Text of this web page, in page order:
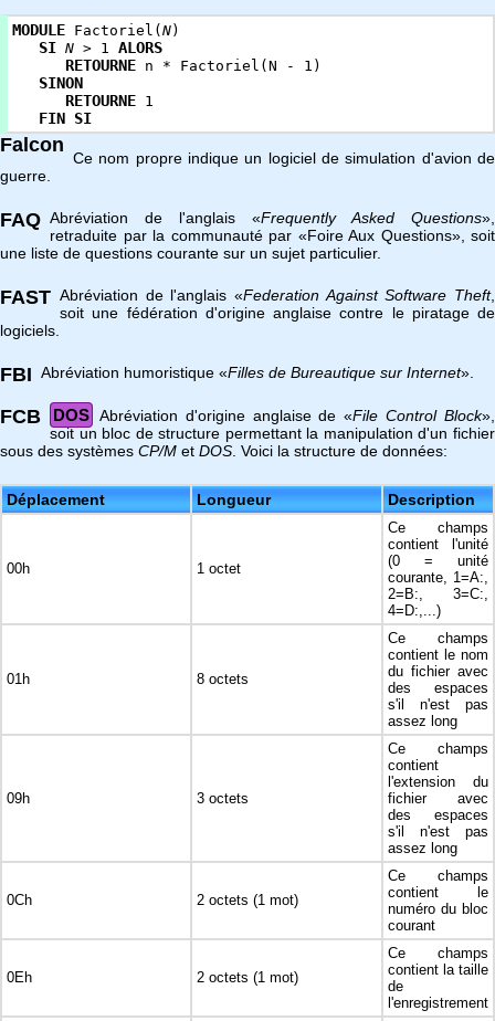
MODULE Factoriel( N)
SI N > 1 ALORS
RETOURNE n * Factoriel(N - 1)
SINON
RETOURNE 1
FIN SI
Falcon
Ce nom propre indique un logiciel de simulation d'avion de
guerre.
FAQ Abréviation de l'anglais «Frequently Asked Questions»,
retraduite par la communauté par «Foire Aux Questions», soit
une liste de questions courante sur un sujet particulier.
FAST Abréviation de l'anglais «Federation Against Software Theft,
soit une fédération d'origine anglaise contre le piratage de
logiciels.
FBI Abréviation humoristique «Filles de Bureautique sur Internet».
FCB DOS Abréviation d'origine anglaise de «File Control Block»,
soit un bloc de structure permettant la manipulation d'un fichier
sous des systèmes CP/M et DOS . Voici la structure de données:
Déplacement Longueur Description
00h 1 octet
Ce champs
contient l'unité
(0 = unité
courante, 1=A:,
2=B:, 3=C:,
4=D:,...)
01h 8 octets
Ce champs
contient le nom
du fichier avec
des espaces
s'il n'est pas
assez long
09h 3 octets
Ce champs
contient
l'extension du
fichier avec
des espaces
s'il n'est pas
assez long
0Ch 2 octets (1 mot)
Ce champs
contient le
numéro du bloc
courant
0Eh 2 octets (1 mot)
Ce champs
contient la taille
de
l'enregistrement